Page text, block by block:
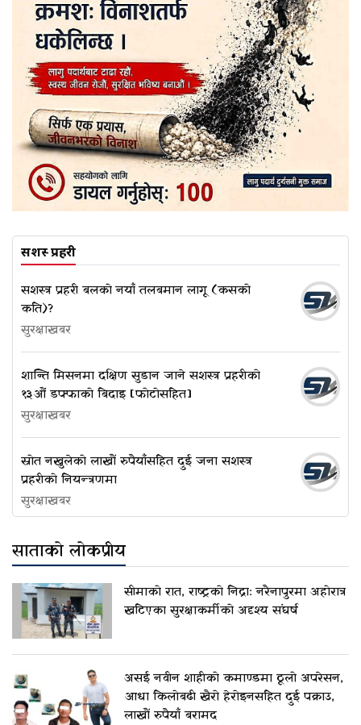
सशस्त्र प्रहरी
सशस्त्र प्रहरी बलको नयाँ तलबमान लागू (कसको
कति)?
सुरक्षाखबर
शान्ति मिसनमा दक्षिण सुडान जाने सशस्त्र प्रहरीको
१३औं डफ्फाको बिदाइ [फोटोसहित]
सुरक्षाखबर
स्रोत नखुलेको लाखौं रुपैयाँसहित दुई जना सशस्त्र
प्रहरीको नियन्त्रणमा
सुरक्षाखबर
साताको लोकप्रीय
सीमाको रात, राष्ट्रको निद्रा: नरैनापुरमा अहोरात्र
खटिएका सुरक्षाकर्मीको अदृश्य संघर्ष
असई नवीन शाहीको कमाण्डमा ठूलो अपरेसन,
आधा किलोबढी खैरो हेरोइनसहित दुई पक्राउ,
लाखौं रुपैयाँ बरामद